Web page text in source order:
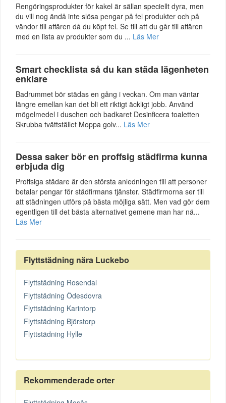
Rengöringsprodukter för kakel är sällan speciellt dyra, men
du vill nog ändå inte slösa pengar på fel produkter och på
vändor till affären då du köpt fel. Se till att du går till affären
med en lista av produkter som du ... Läs Mer
Smart checklista så du kan städa lägenheten
enklare
Badrummet bör städas en gång i veckan. Om man väntar
längre emellan kan det bli ett riktigt äckligt jobb. Använd
mögelmedel i duschen och badkaret Desinficera toaletten
Skrubba tvättstället Moppa golv... Läs Mer
Dessa saker bör en proffsig städfirma kunna
erbjuda dig
Proffsiga städare är den största anledningen till att personer
betalar pengar för städfirmans tjänster. Städfirmorna ser till
att städningen utförs på bästa möjliga sätt. Men vad gör dem
egentligen till det bästa alternativet gemene man har nä...
Läs Mer
Flyttstädning nära Luckebo
Flyttstädning Rosendal
Flyttstädning Ödesdovra
Flyttstädning Karintorp
Flyttstädning Björstorp
Flyttstädning Hylle
Rekommenderade orter